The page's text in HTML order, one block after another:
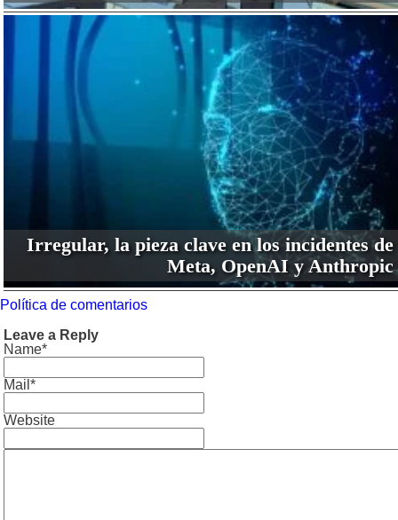
Irregular, la pieza clave en los incidentes de
Meta, OpenAI y Anthropic
Política de comentarios
Leave a Reply
Name*
Mail*
Website